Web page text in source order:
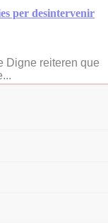
per desintervenir
Digne reiteren que